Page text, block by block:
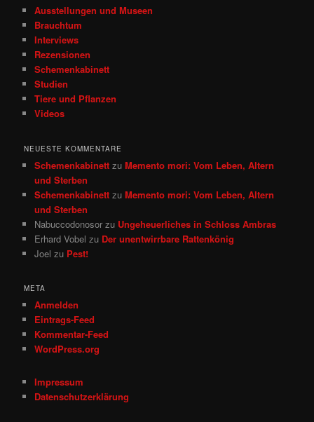
Ausstellungen und Museen
Brauchtum
Interviews
Rezensionen
Schemenkabinett
Studien
Tiere und Pflanzen
Videos
NEUESTE KOMMENTARE
Schemenkabinett zuMemento mori: Vom Leben, Altern
und Sterben
Schemenkabinett zuMemento mori: Vom Leben, Altern
und Sterben
Nabuccodonosor zu Ungeheuerliches in Schloss Ambras
Erhard Vobel zu Der unentwirrbare Rattenkönig
Joel zu Pest!
META
Anmelden
Eintrags-Feed
Kommentar-Feed
WordPress.org
Impressum
Datenschutzerklärung